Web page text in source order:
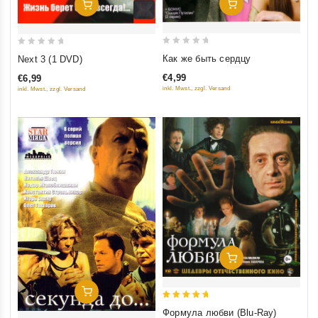
Добавить В Корзину
of
Next 3 (1 DVD)
€6,99
inkl. Mwst., zzgl. Versand
Добавить В Корзину
of
Как же быть сердцу
€4,99
inkl. Mwst., zzgl. Versand
Добавить В Корзину
Добавить В Корзину
Формула любви (Blu-Ray)